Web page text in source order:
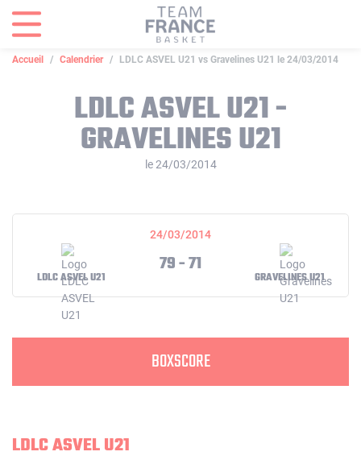
Accueil Calendrier LDLC ASVEL U21 vs Gravelines U21 le 24/03/2014
LDLC ASVEL U21 -
GRAVELINES U21
le 24/03/2014
24/03/2014
LDLC ASVEL U21
79 - 71
GRAVELINES U21
BOXSCORE
LDLC ASVEL U21
Panneau de gestion des cookies